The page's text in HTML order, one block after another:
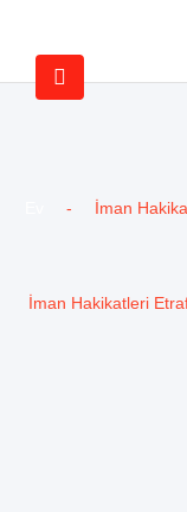
-
İman
İman Hakikatleri